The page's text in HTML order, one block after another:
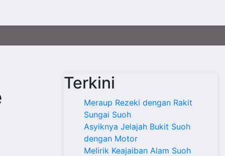
Terkini
Meraup Rezeki dengan Rakit
Sungai Suoh
Asyiknya Jelajah Bukit Suoh
dengan Motor
Melirik Keajaiban Alam Suoh